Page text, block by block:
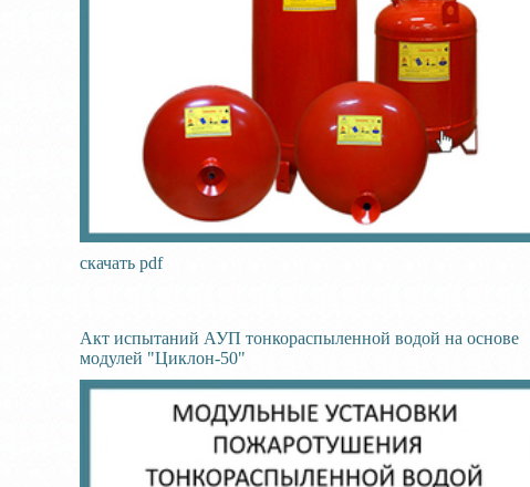
скачать pdf
Акт испытаний АУП тонкораспыленной водой на основе
модулей "Циклон-50"